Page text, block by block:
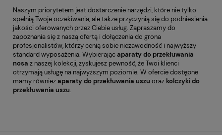
Naszym priorytetem jest dostarczenie narzędzi, które nie tylko
spełnią Twoje oczekiwania, ale także przyczynią się do podniesienia
jakości oferowanych przez Ciebie usług. Zapraszamy do
zapoznania się z naszą ofertą i dołączenia do grona
profesjonalistów, którzy cenią sobie niezawodność i najwyższy
standard wyposażenia. Wybierającaparaty do przekłuwania
nosa z naszej kolekcji, zyskujesz pewność, że Twoi klienci
otrzymają usługę na najwyższym poziomie. W ofercie dostępne
mamy równieżaparaty do przekłuwania uszu oraz kolczyki do
przekłuwania uszu.